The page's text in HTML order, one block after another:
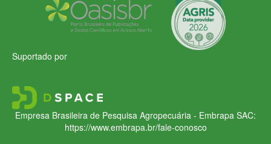
Suportado por
Empresa Brasileira de Pesquisa Agropecuária - Embrapa SAC:
https://www.embrapa.br/fale-conosco